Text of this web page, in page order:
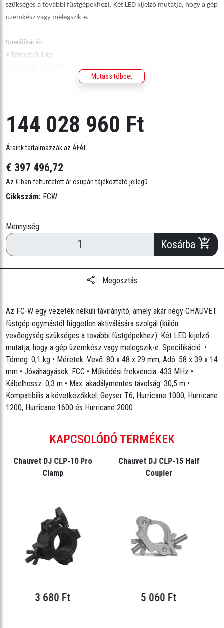
szükséges a további füstgépekhez). Két LED kijelző mutatja, hogy a gép
üzemkész vagy melegszik-e.
Specifikáció:
• Tömeg: 0,1 kg
• Max. akadálymentes távolság: 30,5 m
• Kompatibilis a következőkkel: Geyser T6, Hurricane 1000, Hurricane
1200, Hurricane 1600 és Hurricane 2000
Mutass többet
144 028 960 Ft
Áraink tartalmazzák az ÁFÁt.
€ 397 496,72
Az €-ban feltüntetett ár csupán tájékoztató jellegű.
Cikkszám: FCW
Mennyiség
Kosárba
Megosztás
Az FC-W egy vezeték nélküli távirányító, amely akár négy CHAUVET
füstgép egymástól független aktiválására szolgál (külön
vevőegység szükséges a további füstgépekhez). Két LED kijelző
mutatja, hogy a gép üzemkész vagy melegszik-e. Specifikáció: •
Tömeg: 0,1 kg • Méretek: Vevő: 80 x 48 x 29 mm, Adó: 58 x 39 x 14
mm • Jóváhagyások: FCC • Működési frekvencia: 433 MHz •
Kábelhossz: 0,3 m • Max. akadálymentes távolság: 30,5 m •
Kompatibilis a következőkkel: Geyser T6, Hurricane 1000, Hurricane
1200, Hurricane 1600 és Hurricane 2000
KAPCSOLÓDÓ TERMÉKEK
Chauvet DJ CLP-10 Pro
Clamp
3 680 Ft
Chauvet DJ CLP-15 Half
Coupler
5 060 Ft